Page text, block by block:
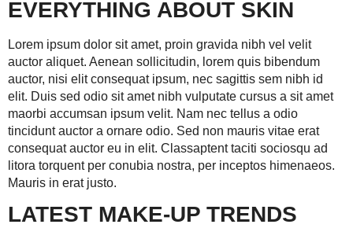
EVERYTHING ABOUT SKIN
Lorem ipsum dolor sit amet, proin gravida nibh vel velit
auctor aliquet. Aenean sollicitudin, lorem quis bibendum
auctor, nisi elit consequat ipsum, nec sagittis sem nibh id
elit. Duis sed odio sit amet nibh vulputate cursus a sit amet
maorbi accumsan ipsum velit. Nam nec tellus a odio
tincidunt auctor a ornare odio. Sed non mauris vitae erat
consequat auctor eu in elit. Classaptent taciti sociosqu ad
litora torquent per conubia nostra, per inceptos himenaeos.
Mauris in erat justo.
LATEST MAKE-UP TRENDS